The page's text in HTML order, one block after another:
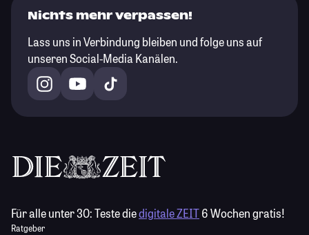
Nichts mehr verpassen!
Lass uns in Verbindung bleiben und folge uns auf
unseren Social-Media Kanälen.
Für alle unter 30:Teste diedigitale ZEIT6 Wochen gratis!
Ratgeber